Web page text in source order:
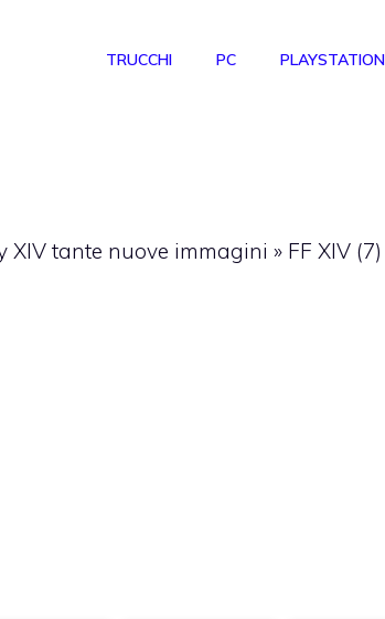
TRUCCHI PC
XIV tante nuove immagini » FF XIV (7)